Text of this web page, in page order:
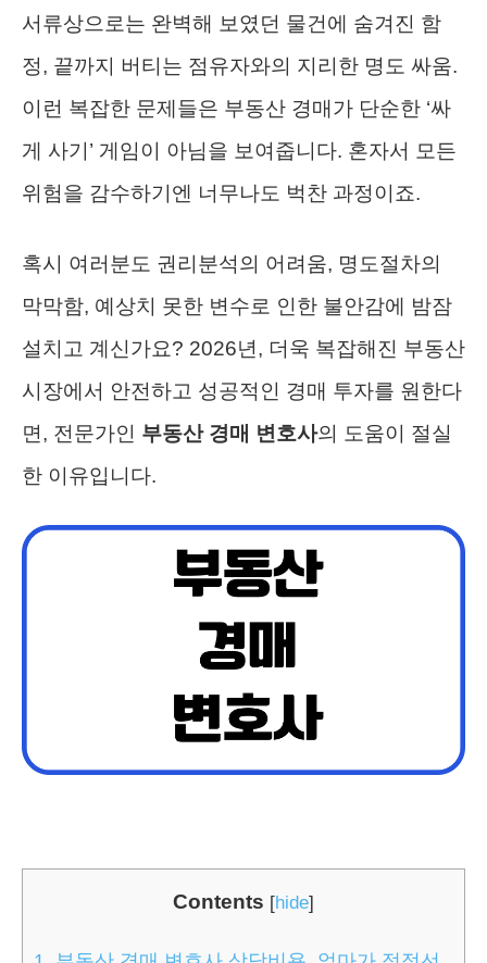
서류상으로는 완벽해 보였던 물건에 숨겨진 함
정, 끝까지 버티는 점유자와의 지리한 명도 싸움.
이런 복잡한 문제들은 부동산 경매가 단순한 ‘싸
게 사기’ 게임이 아님을 보여줍니다. 혼자서 모든
위험을 감수하기엔 너무나도 벅찬 과정이죠.
혹시 여러분도 권리분석의 어려움, 명도절차의
막막함, 예상치 못한 변수로 인한 불안감에 밤잠
설치고 계신가요? 2026년, 더욱 복잡해진 부동산
시장에서 안전하고 성공적인 경매 투자를 원한다
면, 전문가인 부동산 경매 변호사의 도움이 절실
한 이유입니다.
Contents [hide]